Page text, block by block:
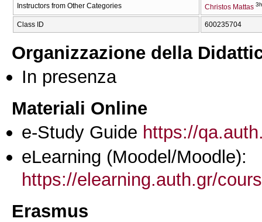
Instructors from Other Categories Christos Mattas
Class ID 600235704
Organizzazione della
In presenza
Materiali Online
e-Study Guide https://
eLearning (Moodel/Moodle):
https://elearning.auth.gr/
Erasmus